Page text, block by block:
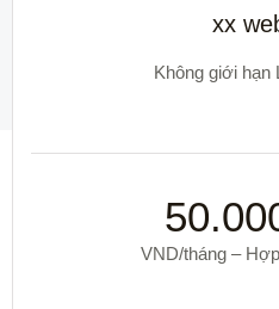
xx
Không giới hạn
VND/tháng –